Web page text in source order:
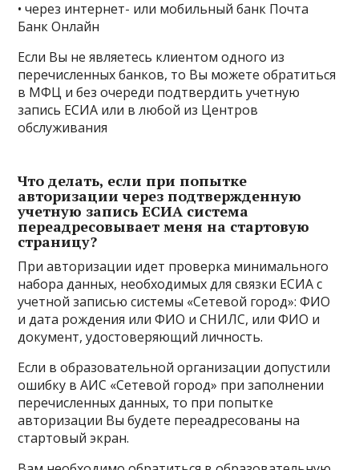
• через интернет- или мобильный банк Почта
Банк Онлайн
Если Вы не являетесь клиентом одного из
перечисленных банков, то Вы можете обратиться
в МФЦ и без очереди подтвердить учетную
запись ЕСИА или в любой из Центров
обслуживания
Что делать, если при попытке
авторизации через подтвержденную
учетную запись ЕСИА система
переадресовывает меня на стартовую
страницу?
При авторизации идет проверка минимального
набора данных, необходимых для связки ЕСИА с
учетной записью системы «Сетевой город»: ФИО
и дата рождения или ФИО и СНИЛС, или ФИО и
документ, удостоверяющий личность.
Если в образовательной организации допустили
ошибку в АИС «Сетевой город» при заполнении
перечисленных данных, то при попытке
авторизации Вы будете переадресованы на
стартовый экран.